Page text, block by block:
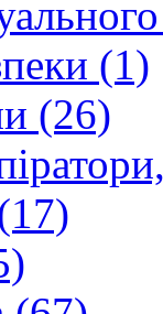
(1)
(26)